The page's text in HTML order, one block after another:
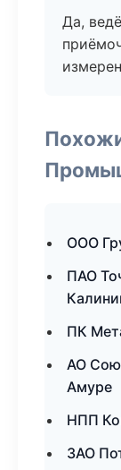
Да,
ООО
ПАО
ПК
АО
Амуре
НПП
ЗАО